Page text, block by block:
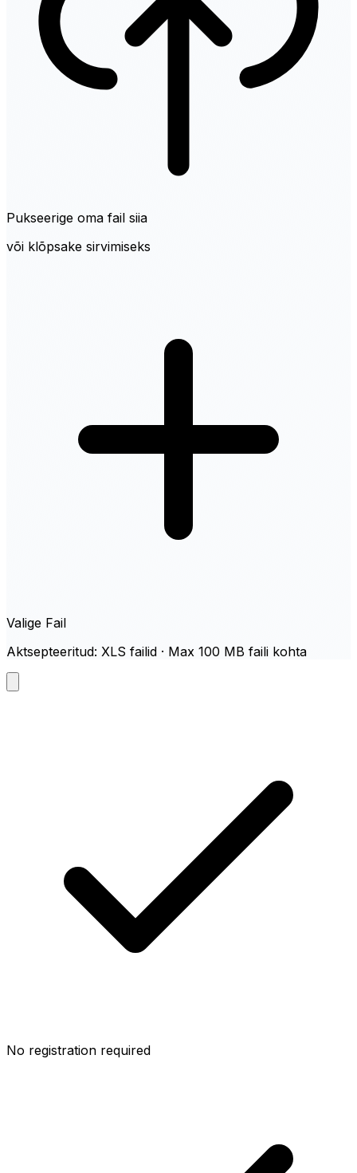
Pukseerige oma fail siia
või klõpsake sirvimiseks
Valige Fail
Aktsepteeritud: XLS failid · Max 100 MB faili kohta
No registration required